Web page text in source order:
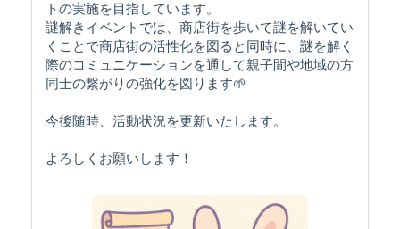
トの実施を目指しています。
謎解きイベントでは、商店街を歩いて謎を解いてい
くことで商店街の活性化を図ると同時に、謎を解く
際のコミュニケーションを通して親子間や地域の方
同士の繋がりの強化を図ります🌱
今後随時、活動状況を更新いたします。
よろしくお願いします！